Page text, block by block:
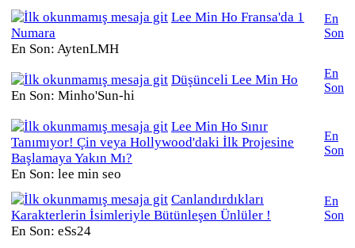
Lee Min Ho Fransa'da 1
Numara
En Son: AytenLMH
En
Son
Düşünceli Lee Min Ho
En Son: Minho'Sun-hi
En
Son
Lee Min Ho Sınır
Tanımıyor! Çin veya Hollywood'daki İlk Projesine
Başlamaya Yakın Mı?
En Son: lee min seo
En
Son
Canlandırdıkları
Karakterlerin İsimleriyle Bütünleşen Ünlüler !
En Son: eSs24
En
Son